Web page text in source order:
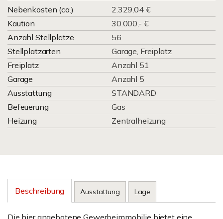
Nebenkosten (ca.)
2.329,04 €
Kaution
30.000,- €
Anzahl Stellplätze
56
Stellplatzarten
Garage, Freiplatz
Freiplatz
Anzahl 51
Garage
Anzahl 5
Ausstattung
STANDARD
Befeuerung
Gas
Heizung
Zentralheizung
Beschreibung Ausstattung Lage
Die hier angebotene Gewerbeimmobilie bietet eine